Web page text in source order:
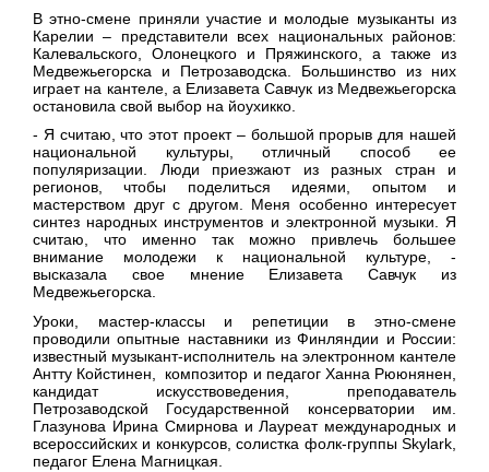
В этно-смене приняли участие и молодые музыканты из
Карелии – представители всех национальных районов:
Калевальского, Олонецкого и Пряжинского, а также из
Медвежьегорска и Петрозаводска. Большинство из них
играет на кантеле, а Елизавета Савчук из Медвежьегорска
остановила свой выбор на йоухикко.
- Я считаю, что этот проект – большой прорыв для нашей
национальной культуры, отличный способ ее
популяризации. Люди приезжают из разных стран и
регионов, чтобы поделиться идеями, опытом и
мастерством друг с другом. Меня особенно интересует
синтез народных инструментов и электронной музыки. Я
считаю, что именно так можно привлечь большее
внимание молодежи к национальной культуре, -
высказала свое мнение Елизавета Савчук из
Медвежьегорска.
Уроки, мастер-классы и репетиции в этно-смене
проводили опытные наставники из Финляндии и России:
известный музыкант-исполнитель на электронном кантеле
Антту Койстинен, композитор и педагог Ханна Рююнянен,
кандидат искусствоведения, преподаватель
Петрозаводской Государственной консерватории им.
Глазунова Ирина Смирнова и Лауреат международных и
всероссийских и конкурсов, солистка фолк-группы Skylark,
педагог Елена Магницкая.